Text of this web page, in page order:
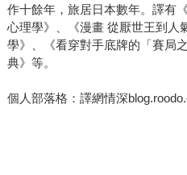
作十餘年，旅居日本數年。譯有
心理學》、《漫畫 從厭世王到人
學》、《看穿對手底牌的「賽局
典》等。
個人部落格：譯網情深